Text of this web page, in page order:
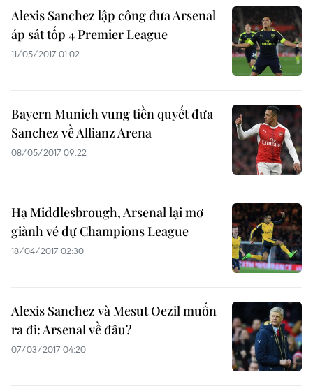
Alexis Sanchez lập công đưa Arsenal
áp sát tốp 4 Premier League
11/05/2017 01:02
Bayern Munich vung tiền quyết đưa
Sanchez về Allianz Arena
08/05/2017 09:22
Hạ Middlesbrough, Arsenal lại mơ
giành vé dự Champions League
18/04/2017 02:30
Alexis Sanchez và Mesut Oezil muốn
ra đi: Arsenal về đâu?
07/03/2017 04:20